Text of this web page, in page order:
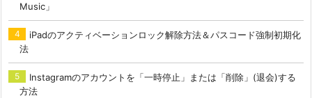
Music」
iPadのアクティベーションロック解除方法＆パスコード強制初期化
法
Instagramのアカウントを「一時停止」または「削除」(退会)する
方法